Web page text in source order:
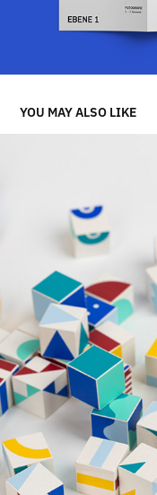
YOU MAY ALSO LIKE